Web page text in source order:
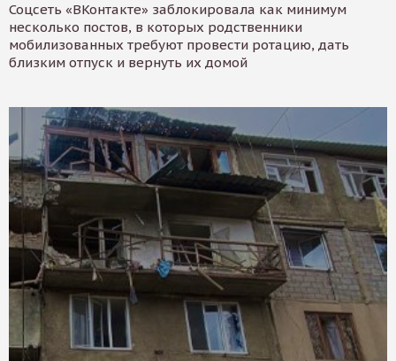
Соцсеть «ВКонтакте» заблокировала как минимум
несколько постов, в которых родственники
мобилизованных требуют провести ротацию, дать
близким отпуск и вернуть их домой